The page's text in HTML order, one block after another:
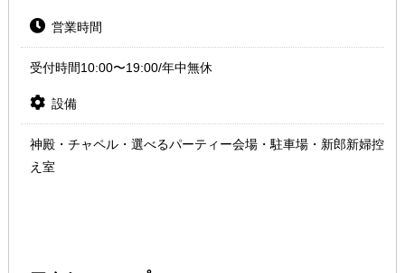
営業時間
受付時間10:00〜19:00/年中無休
設備
神殿・チャペル・選べるパーティー会場・駐車場・新郎新婦控
え室